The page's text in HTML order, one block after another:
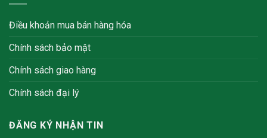
Điều khoản mua bán hàng hóa
Chính sách bảo mật
Chính sách giao hàng
Chính sách đại lý
ĐĂNG KÝ NHẬN TIN